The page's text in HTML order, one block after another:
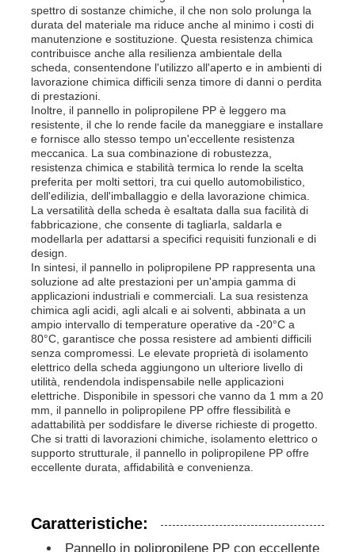
notizie
Tutti i casi
Richiedere un preventivo
Bordo di plastica dei pp
Pannello pubblicitario PP
Fogli di plastica in PP
Consiglio PPS
Lastra in polipropilene ignifuga
I pp scavano il bordo della costruzione
strato del polipropilene
spettro di sostanze chimiche, il che non solo prolunga la
durata del materiale ma riduce anche al minimo i costi di
manutenzione e sostituzione. Questa resistenza chimica
contribuisce anche alla resilienza ambientale della
scheda, consentendone l'utilizzo all'aperto e in ambienti di
lavorazione chimica difficili senza timore di danni o perdita
di prestazioni.
Inoltre, il pannello in polipropilene PP è leggero ma
resistente, il che lo rende facile da maneggiare e installare
e fornisce allo stesso tempo un'eccellente resistenza
meccanica. La sua combinazione di robustezza,
resistenza chimica e stabilità termica lo rende la scelta
preferita per molti settori, tra cui quello automobilistico,
dell'edilizia, dell'imballaggio e della lavorazione chimica.
La versatilità della scheda è esaltata dalla sua facilità di
fabbricazione, che consente di tagliarla, saldarla e
modellarla per adattarsi a specifici requisiti funzionali e di
design.
In sintesi, il pannello in polipropilene PP rappresenta una
soluzione ad alte prestazioni per un'ampia gamma di
applicazioni industriali e commerciali. La sua resistenza
chimica agli acidi, agli alcali e ai solventi, abbinata a un
ampio intervallo di temperature operative da -20°C a
80°C, garantisce che possa resistere ad ambienti difficili
senza compromessi. Le elevate proprietà di isolamento
elettrico della scheda aggiungono un ulteriore livello di
utilità, rendendola indispensabile nelle applicazioni
elettriche. Disponibile in spessori che vanno da 1 mm a 20
mm, il pannello in polipropilene PP offre flessibilità e
adattabilità per soddisfare le diverse richieste di progetto.
Che si tratti di lavorazioni chimiche, isolamento elettrico o
supporto strutturale, il pannello in polipropilene PP offre
eccellente durata, affidabilità e convenienza.
Caratteristiche:
Pannello in polipropilene PP con eccellente